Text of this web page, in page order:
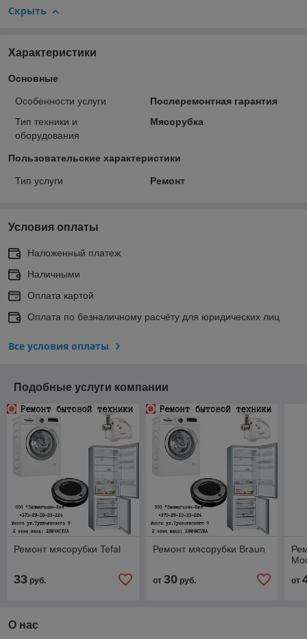
Скрыть
Характеристики
Основные
Особенности услуги
Послеремонтная гарантия
Тип техники и
оборудования
Мясорубка
Пользовательские характеристики
Тип услуги Ремонт
Условия оплаты
Наложенный платеж
Наличными
Оплата картой
Оплата по безналичному расчёту для юридических лиц
Все условия оплаты
Подобные услуги компании
Ремонт мясорубки Tefal
33 руб.
Ремонт мясорубки Braun
от 30руб. от
О нас